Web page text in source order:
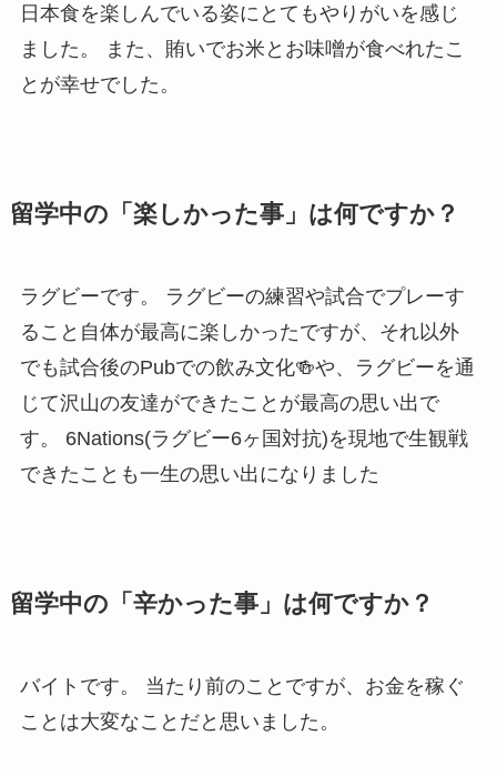
日本食を楽しんでいる姿にとてもやりがいを感じ
ました。 また、賄いでお米とお味噌が食べれたこ
とが幸せでした。
留学中の「楽しかった事」は何ですか？
ラグビーです。 ラグビーの練習や試合でプレーす
ること自体が最高に楽しかったですが、それ以外
でも試合後のPubでの飲み文化🍻や、ラグビーを通
じて沢山の友達ができたことが最高の思い出で
す。 6Nations(ラグビー6ヶ国対抗)を現地で生観戦
できたことも一生の思い出になりました
留学中の「辛かった事」は何ですか？
バイトです。 当たり前のことですが、お金を稼ぐ
ことは大変なことだと思いました。